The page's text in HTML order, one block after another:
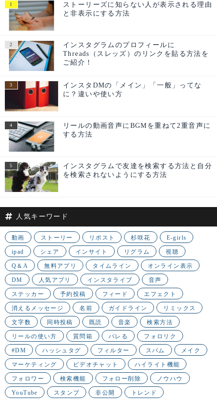
ストーリーズに知らない人が表示される理由
と非表示にする方法
インスタグラムのプロフィールに
Threads（スレッズ）のリンクを貼る方法を
ご紹介！
インスタDMの「メイン」「一般」ってな
に？違いや使い方
リールの動画音声にBGMを重ねて2重音声に
する方法
インスタグラムで友達を検索する方法と自分
を検索されないようにする方法
人気キーワード
動画 ストーリー リポスト 杉咲花 E-girls
ipad シェア インサイト リグラム 視聴
Q＆A 無料アプリ タイムライン オンライン表示
DM 人気アプリ インスタライブ 音声
ステッカー 予約投稿 フィード エフェクト
消えるメッセージ 名前 ガイドライン リミックス
文字数 同時投稿 既読 音楽 検索方法
リールの使い方 質問箱 バレる フォロリク
#DM ハッシュタグ フィルター スパム メイク
マーケティング ビデオチャット ハイライト機能
フォロワー 検索機能 フォロー削除 ノウハウ
YouTube スタンプ 非公開 トレンド